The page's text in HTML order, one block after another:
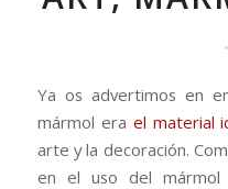
Ya os advertimos en
mármol era el material
arte y la decoración.
en el uso del